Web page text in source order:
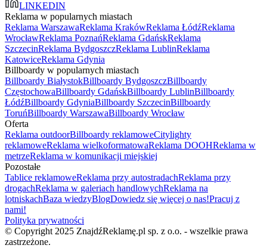
LINKEDIN
Reklama w popularnych miastach
Reklama WarszawaReklama KrakówReklama ŁódźReklama
WrocławReklama PoznańReklama GdańskReklama
SzczecinReklama BydgoszczReklama LublinReklama
KatowiceReklama Gdynia
Billboardy w popularnych miastach
Billboardy BiałystokBillboardy BydgoszczBillboardy
CzęstochowaBillboardy GdańskBillboardy LublinBillboardy
ŁódźBillboardy GdyniaBillboardy SzczecinBillboardy
ToruńBillboardy WarszawaBillboardy Wrocław
Oferta
Reklama outdoorBillboardy reklamoweCitylighty
reklamoweReklama wielkoformatowaReklama DOOHReklama w
metrzeReklama w komunikacji miejskiej
Pozostałe
Tablice reklamoweReklama przy autostradachReklama przy
drogachReklama w galeriach handlowychReklama na
lotniskachBaza wiedzyBlogDowiedz się więcej o nas!Pracuj z
nami!
Polityka prywatności
© Copyright 2025 ZnajdźReklamę.pl sp. z o.o. - wszelkie prawa
zastrzeżone.